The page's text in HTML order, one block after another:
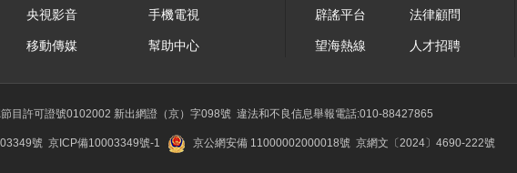
央視影音 手機電視
移動傳媒 幫助中心
辟謠平台 法律顧問
望海熱線 人才招聘
目許可證號0102002 新出網證（京）字098號 違法和不良信息舉報電話:010-88427865
號 京ICP備10003349號-1 京公網安備 11000002000018號 京網文〔2024〕4690-222號